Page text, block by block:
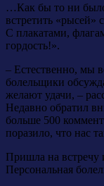
…Как бы то ни
встретить «рысей»
С плакатами,
гордость!».
– Естественно, мы
болельщики
желают удачи, –
Недавно обратил
больше 500
поразило, что нас
Пришла на встречу
Персональная